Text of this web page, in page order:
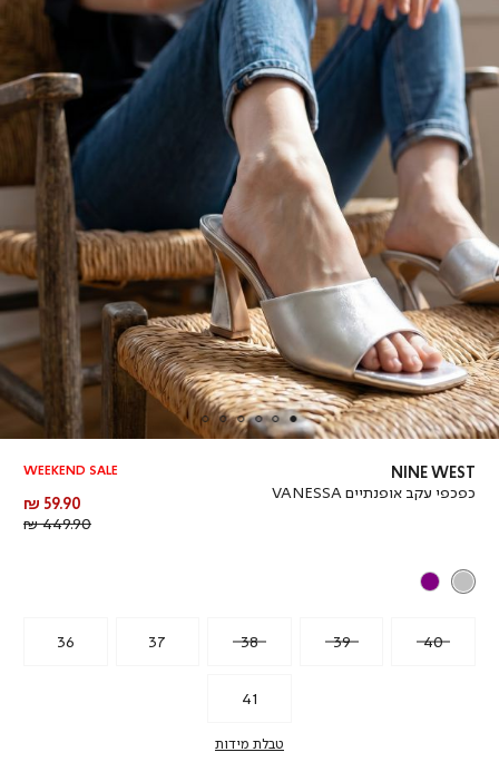
NINE WEST
כפכפי עקב אופנתיים VANESSA
WEEKEND SALE
מחיר
מוצר
59.90 ₪
449.90 ₪
36 37 38 39 40
41
טבלת מידות